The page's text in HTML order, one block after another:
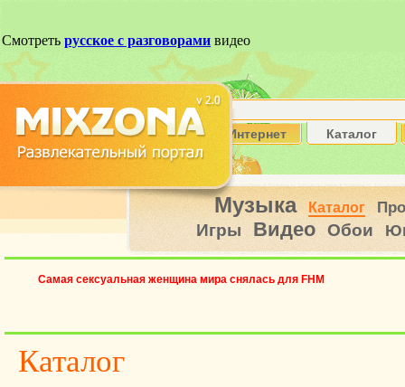
Интернет Каталог
Музыка Каталог
Игры Видео Обои
Самая сексуальная женщина мира снялась для FHM
Каталог